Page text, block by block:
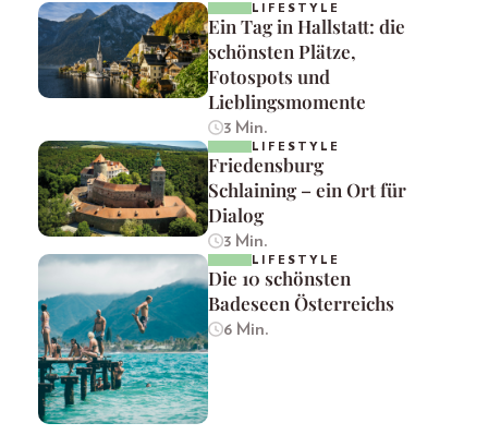
LIFESTYLE
Ein Tag in Hallstatt: die
schönsten Plätze,
Fotospots und
Lieblingsmomente
3 Min.
LIFESTYLE
Friedensburg
Schlaining – ein Ort für
Dialog
3 Min.
LIFESTYLE
Die 10 schönsten
Badeseen Österreichs
6 Min.